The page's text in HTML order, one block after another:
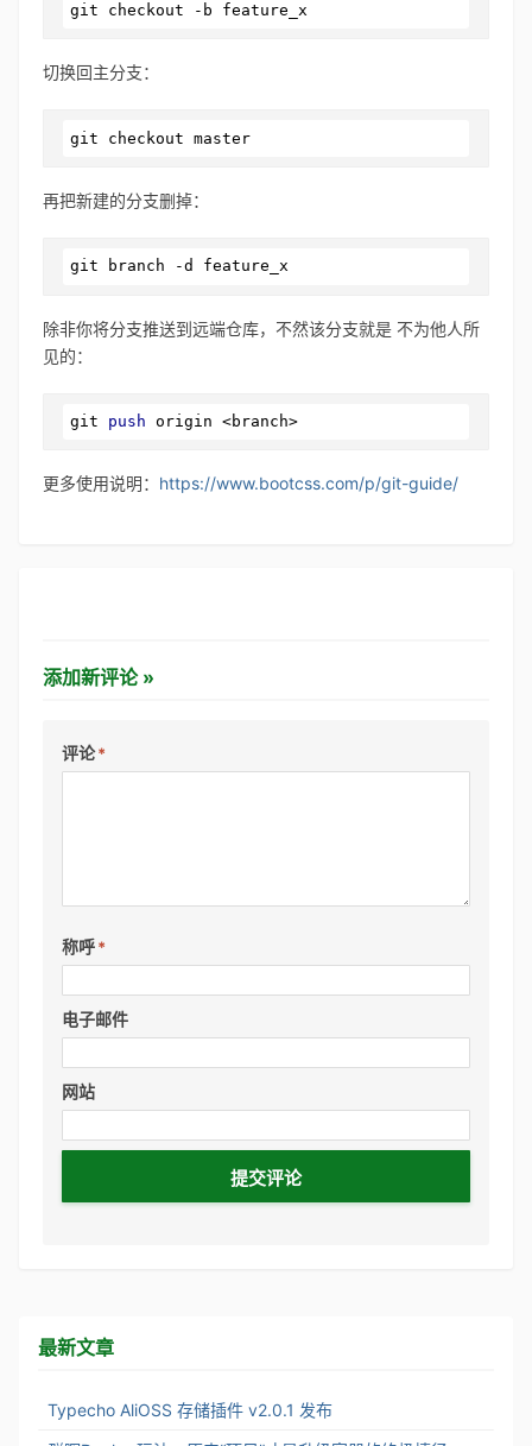
git checkout -b feature_x
切换回主分支：
git checkout master
再把新建的分支删掉：
git branch -d feature_x
除非你将分支推送到远端仓库，不然该分支就是 不为他人所
见的：
git push origin <branch>
更多使用说明： https://www.bootcss.com/p/git-guide/
添加新评论 »
评论*
称呼*
电子邮件
网站
最新文章
Typecho AliOSS 存储插件 v2.0.1 发布